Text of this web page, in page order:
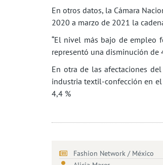
En otros datos, la Cámara
2020 a marzo de 2021 la
“El nivel más bajo de empleo
representó una disminución de
En otra de las afectaciones
industria textil-confección en
4,4 %
Fashion Network / México